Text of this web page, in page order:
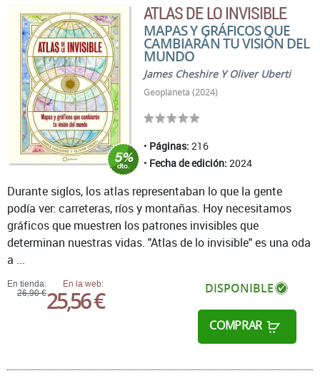
ATLAS DE LO INVISIBLE
MAPAS Y GRÁFICOS QUE
CAMBIARÁN TU VISIÓN DEL
MUNDO
James Cheshire Y Oliver Uberti
Geoplaneta (2024)
Páginas: 216
Fecha de edición: 2024
En tienda:
26,90 €
En la web:
25,56 € DISPONIBLE
COMPRAR
Durante siglos, los atlas representaban lo que la gente
podía ver: carreteras, ríos y montañas. Hoy necesitamos
gráficos que muestren los patrones invisibles que
determinan nuestras vidas. "Atlas de lo invisible" es una oda
a ...